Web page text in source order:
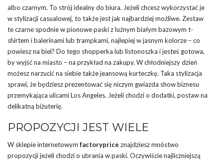
albo czarnym. To strój idealny do biura. Jeżeli chcesz wykorzystać je
w stylizacji casualowej, to także jest jak najbardziej możliwe. Zestaw
te czarne spodnie w pionowe paski z luźnym białym bazowym t-
shirtem i balerinami lub trampkami, najlepiej w jasnym kolorze – co
powiesz na biel? Do tego shopperka lub listonoszka i jesteś gotowa,
by wyjść na miasto – na przykład na zakupy. W chłodniejszy dzień
możesz narzucić na siebie także jeansową kurteczkę. Taka stylizacja
sprawi, że będziesz prezentować się niczym gwiazda show biznesu
przemykająca ulicami Los Angeles. Jeżeli chodzi o dodatki, postaw na
delikatną biżuterię.
PROPOZYCJI JEST WIELE
W sklepie internetowym factoryprice znajdziesz mnóstwo
propozycji jeżeli chodzi o ubrania w paski. Oczywiście najliczniejszą